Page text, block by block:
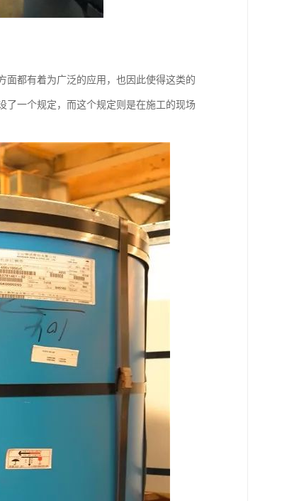
面都有着为广泛的应用，也因此使得这类的
了一个规定，而这个规定则是在施工的现场